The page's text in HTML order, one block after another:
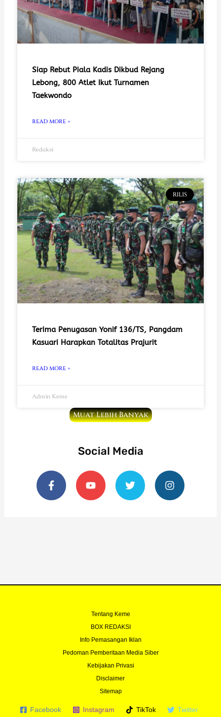
Siap Rebut Piala Kadis Dikbud Rejang
Lebong, 800 Atlet Ikut Turnamen
Taekwondo
READ MORE »
Redaksi
RILIS
Terima Penugasan Yonif 136/TS, Pangdam
Kasuari Harapkan Totalitas Prajurit
READ MORE »
Admin Keme
Muat Lebih Banyak
Social Media
F
a
c
e
Y
o
u
t
T
w
i
t
I
n
s
t
Tentang Keme
BOX REDAKSI
Info Pemasangan Iklan
Pedoman Pemberitaan Media Siber
Kebijakan Privasi
Disclaimer
Sitemap
Facebook Instagram TikTok Twitter